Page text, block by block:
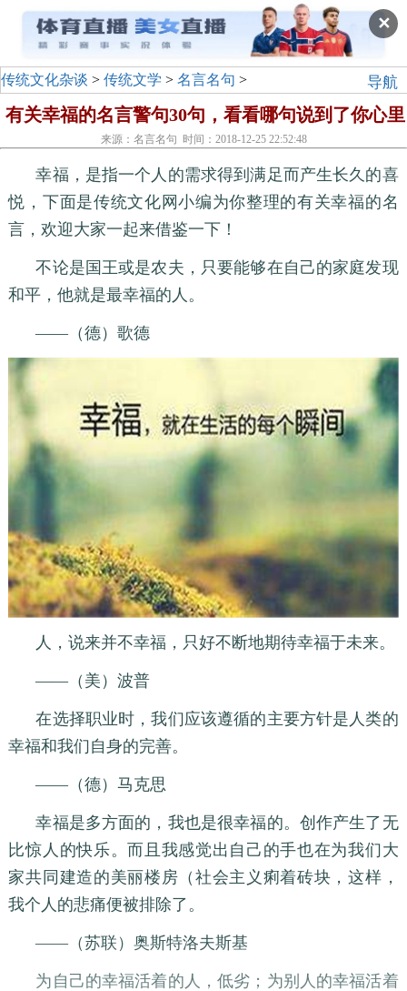
✕
导航
传统文化杂谈 > 传统文学 > 名言名句 >
有关幸福的名言警句30句，看看哪句说到了你心里
来源：名言名句 时间：2018-12-25 22:52:48
幸福，是指一个人的需求得到满足而产生长久的喜
悦，下面是传统文化网小编为你整理的有关幸福的名
言，欢迎大家一起来借鉴一下！
不论是国王或是农夫，只要能够在自己的家庭发现
和平，他就是最幸福的人。
——（德）歌德
人，说来并不幸福，只好不断地期待幸福于未来。
——（美）波普
在选择职业时，我们应该遵循的主要方针是人类的
幸福和我们自身的完善。
——（德）马克思
幸福是多方面的，我也是很幸福的。创作产生了无
比惊人的快乐。而且我感觉出自己的手也在为我们大
家共同建造的美丽楼房（社会主义痢着砖块，这样，
我个人的悲痛便被排除了。
——（苏联）奥斯特洛夫斯基
为自己的幸福活着的人，低劣；为别人的幸福活着